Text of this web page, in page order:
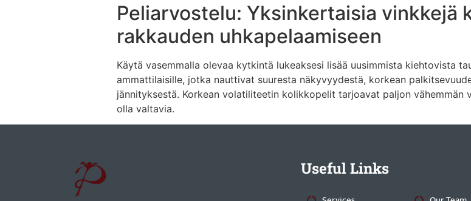
Peliarvostelu: Yksinkertaisia ​​vinkkejä
rakkauden uhkapelaamiseen
Käytä vasemmalla olevaa kytkintä lukeaksesi lisää uusimmista kiehtovista
ammattilaisille, jotka nauttivat suuresta näkyvyydestä, korkean
jännityksestä. Korkean volatiliteetin kolikkopelit tarjoavat paljon
olla valtavia.
Useful Links